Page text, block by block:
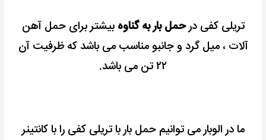
تریلی کفی درحمل بار به گناوه بیشتر برای حمل آهن
آلات ، میل گرد و جانبو مناسب می باشد که ظرفیت آن
۲۲ تن می باشد.
ما در الوبار می توانیم حمل بار با تریلی کفی را با کانتینر